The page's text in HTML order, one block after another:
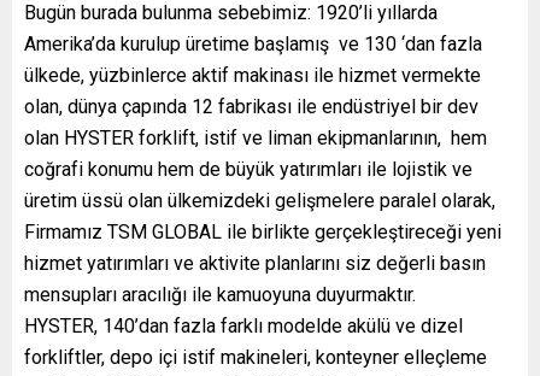
Bugün burada bulunma sebebimiz: 1920’li yıllarda
Amerika’da kurulup üretime başlamış ve 130 ‘dan fazla
ülkede, yüzbinlerce aktif makinası ile hizmet vermekte
olan, dünya çapında 12 fabrikası ile endüstriyel bir dev
olan HYSTER forklift, istif ve liman ekipmanlarının, hem
coğrafi konumu hem de büyük yatırımları ile lojistik ve
üretim üssü olan ülkemizdeki gelişmelere paralel olarak,
Firmamız TSM GLOBAL ile birlikte gerçekleştireceği yeni
hizmet yatırımları ve aktivite planlarını siz değerli basın
mensupları aracılığı ile kamuoyuna duyurmaktır.
HYSTER, 140’dan fazla farklı modelde akülü ve dizel
forkliftler, depo içi istif makineleri, konteyner elleçleme